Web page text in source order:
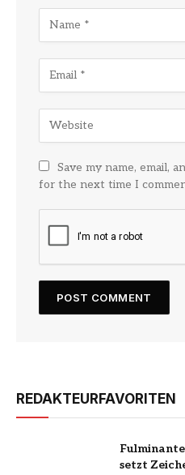
Save my name, email,
for the next time I
REDAKTEURFAVORITEN
setzt